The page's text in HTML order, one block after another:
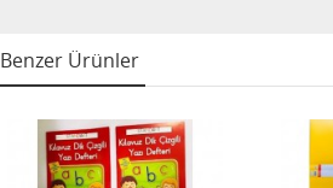
Benzer Ürünler